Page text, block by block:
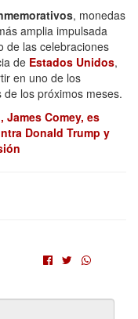
, monedas
amplia impulsada
de las celebraciones
de Estados Unidos,
en uno de los
los próximos meses.
James Comey, es
Donald Trump y